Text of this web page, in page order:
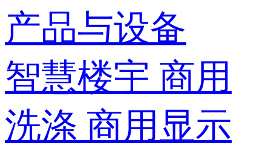
产品与设备
智慧楼宇 商用
洗涤 商用显示